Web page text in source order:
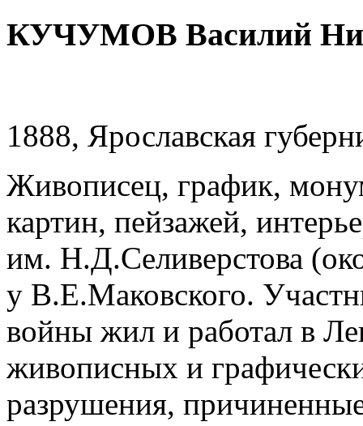
КУЧУМОВ Василий
1888, Ярославская
Живописец, график,
картин, пейзажей,
им. Н.Д.Селиверстова
у В.Е.Маковского.
войны жил и работал в
живописных и
разрушения,